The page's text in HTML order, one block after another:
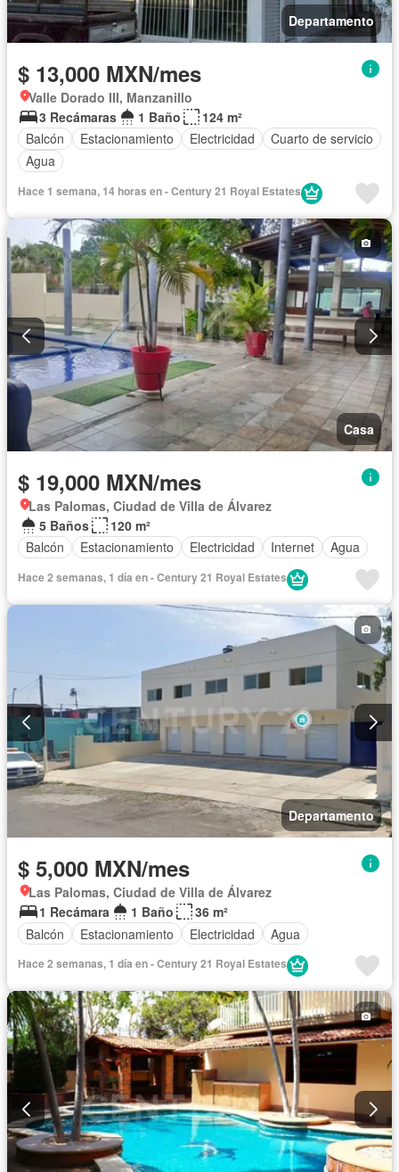
Departamento
$ 13,000 MXN/mes
Valle Dorado III, Manzanillo
3 Recámaras
1 Baño
124 m²
Balcón
Estacionamiento Electricidad
Cuarto de servicio
Agua
Hace 1 semana, 14 horas en - Century 21 Royal Estates
Casa
$ 19,000 MXN/mes
Las Palomas, Ciudad de Villa de Álvarez
5 Baños
120 m²
Balcón
Estacionamiento Electricidad Internet Agua
Hace 2 semanas, 1 día en - Century 21 Royal Estates
Departamento
$ 5,000 MXN/mes
Las Palomas, Ciudad de Villa de Álvarez
1 Recámara
1 Baño
36 m²
Balcón
Estacionamiento Electricidad Agua
Hace 2 semanas, 1 día en - Century 21 Royal Estates